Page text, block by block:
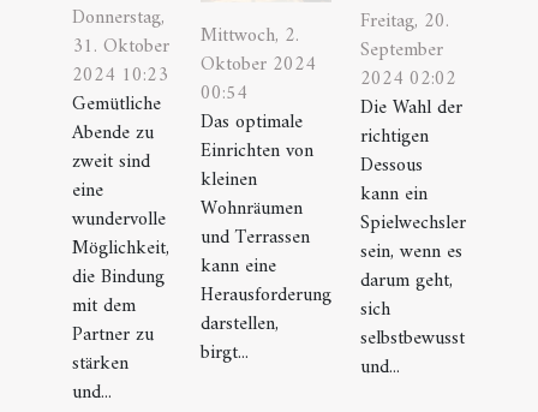
Donnerstag,
31. Oktober
2024 10:23
Gemütliche
Abende zu
zweit sind
eine
wundervolle
Möglichkeit,
die Bindung
mit dem
Partner zu
stärken
und...
Mittwoch, 2.
Oktober 2024
00:54
Das optimale
Einrichten von
kleinen
Wohnräumen
und Terrassen
kann eine
Herausforderung
darstellen,
birgt...
Freitag, 20.
September
2024 02:02
Die Wahl der
richtigen
Dessous
kann ein
Spielwechsler
sein, wenn es
darum geht,
sich
selbstbewusst
und...